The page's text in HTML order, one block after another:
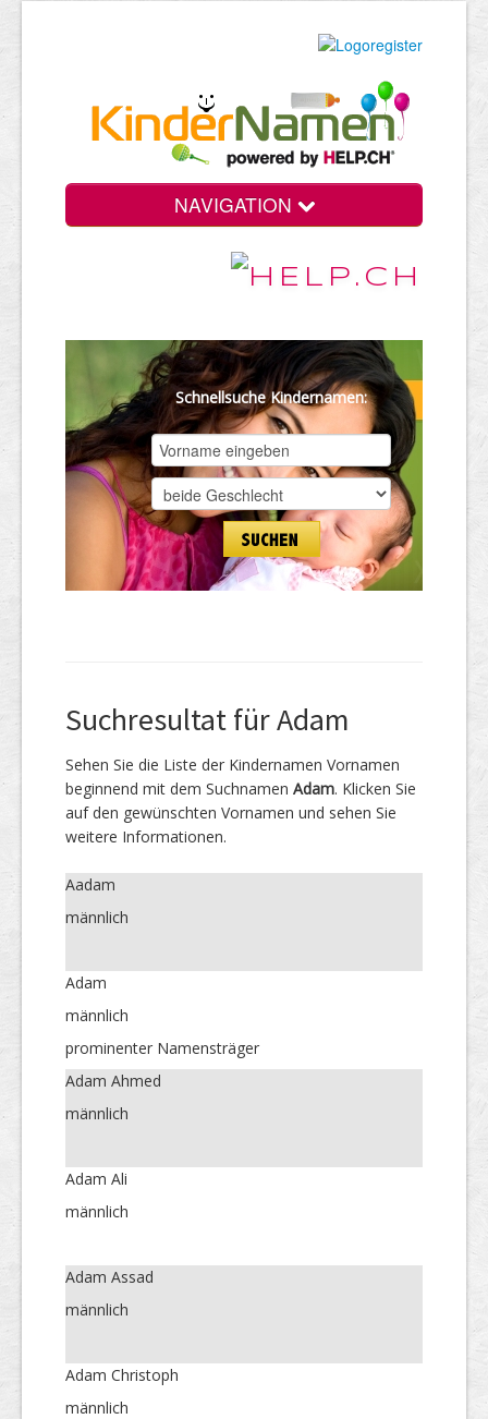
NAVIGATION
Schnellsuche Kindernamen:
Suchresultat für Adam
Sehen Sie die Liste der Kindernamen Vornamen
beginnend mit dem Suchnamen Adam. Klicken Sie
auf den gewünschten Vornamen und sehen Sie
weitere Informationen.
Aadam
männlich
Adam
männlich
prominenter Namensträger
Adam Ahmed
männlich
Adam Ali
männlich
Adam Assad
männlich
Adam Christoph
männlich